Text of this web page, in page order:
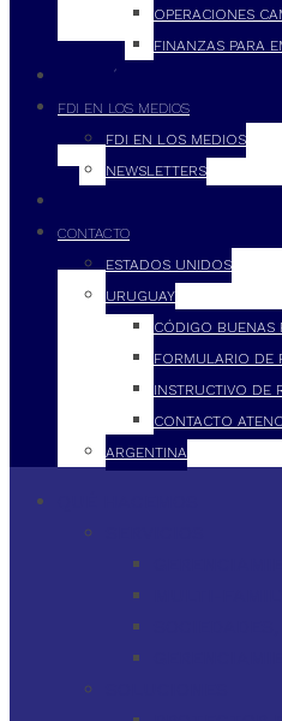
OPERACIONES
FINANZAS PARA
FILOSOFÍA
FDI EN LOS MEDIOS
FDI EN LOS MEDIOS
NEWSLETTERS
CONTACTO
ESTADOS UNIDOS
URUGUAY
CÓDIGO BUENAS
FORMULARIO DE
INSTRUCTIVO DE
CONTACTO
ARGENTINA